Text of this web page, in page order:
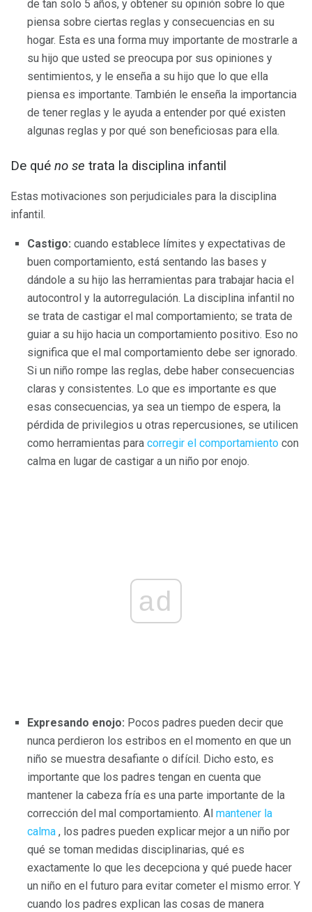
de tan solo 5 años, y obtener su opinión sobre lo que
piensa sobre ciertas reglas y consecuencias en su
hogar. Esta es una forma muy importante de mostrarle a
su hijo que usted se preocupa por sus opiniones y
sentimientos, y le enseña a su hijo que lo que ella
piensa es importante. También le enseña la importancia
de tener reglas y le ayuda a entender por qué existen
algunas reglas y por qué son beneficiosas para ella.
De qué no se trata la disciplina infantil
Estas motivaciones son perjudiciales para la disciplina
infantil.
Castigo: cuando establece límites y expectativas de
buen comportamiento, está sentando las bases y
dándole a su hijo las herramientas para trabajar hacia el
autocontrol y la autorregulación. La disciplina infantil no
se trata de castigar el mal comportamiento; se trata de
guiar a su hijo hacia un comportamiento positivo. Eso no
significa que el mal comportamiento debe ser ignorado.
Si un niño rompe las reglas, debe haber consecuencias
claras y consistentes. Lo que es importante es que
esas consecuencias, ya sea un tiempo de espera, la
pérdida de privilegios u otras repercusiones, se utilicen
como herramientas para corregir el comportamiento con
calma en lugar de castigar a un niño por enojo.
ad
Expresando enojo: Pocos padres pueden decir que
nunca perdieron los estribos en el momento en que un
niño se muestra desafiante o difícil. Dicho esto, es
importante que los padres tengan en cuenta que
mantener la cabeza fría es una parte importante de la
corrección del mal comportamiento. Al mantener la
calma , los padres pueden explicar mejor a un niño por
qué se toman medidas disciplinarias, qué es
exactamente lo que les decepciona y qué puede hacer
un niño en el futuro para evitar cometer el mismo error. Y
cuando los padres explican las cosas de manera